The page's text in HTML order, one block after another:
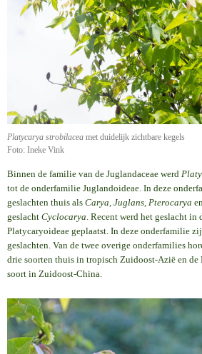
Platycarya strobilacea met duidelijk zichtbare kegels
Foto: Ineke Vink
Binnen de familie van de Juglandaceae werd
tot de onderfamilie Juglandoideae. In deze
geslachten thuis als Carya, Juglans, Pterocarya
geslacht Cyclocarya . Recent werd het geslacht
Platycaryoideae geplaatst. In deze onderfamilie
geslachten. Van de twee overige onderfamilies
drie soorten thuis in tropisch Zuidoost-Azië en de
soort in Zuidoost-China.